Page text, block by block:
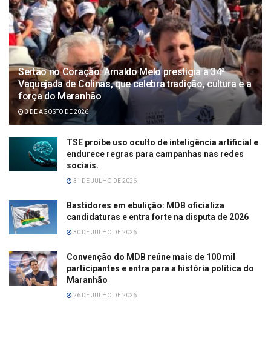
Sertão no Coração: Arnaldo Melo prestigia a 34ª
Vaquejada de Colinas, que celebra tradição, cultura e a
força do Maranhão
3 DE AGOSTO DE 2026
TSE proíbe uso oculto de inteligência artificial e
endurece regras para campanhas nas redes
sociais.
31 DE JULHO DE 2026
Bastidores em ebulição: MDB oficializa
candidaturas e entra forte na disputa de 2026
30 DE JULHO DE 2026
Convenção do MDB reúne mais de 100 mil
participantes e entra para a história política do
Maranhão
26 DE JULHO DE 2026